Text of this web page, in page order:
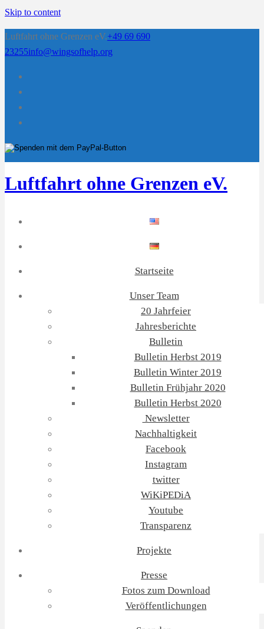
Skip to content
Luftfahrt ohne Grenzen eV.+49 69 690
23255info@wingsofhelp.org
Luftfahrt ohne Grenzen eV.
Startseite
Unser Team
20 Jahrfeier
Jahresberichte
Bulletin
Bulletin Herbst 2019
Bulletin Winter 2019
Bulletin Frühjahr 2020
Bulletin Herbst 2020
Newsletter
Nachhaltigkeit
Facebook
Instagram
twitter
WiKiPEDiA
Youtube
Transparenz
Projekte
Presse
Fotos zum Download
Veröffentlichungen